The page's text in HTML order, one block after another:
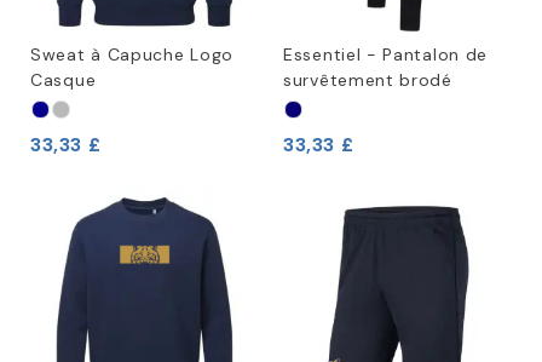
Sweat à Capuche Logo
Casque
33,33 £
Essentiel - Pantalon de
survêtement brodé
33,33 £